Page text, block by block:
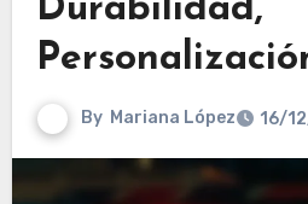
Durabilidad,
By Mariana López 16/